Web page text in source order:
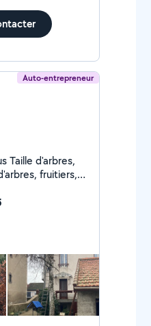
Auto-entrepreneur
fruitiers,
nettoyage
devis
de 10 ans
plus de